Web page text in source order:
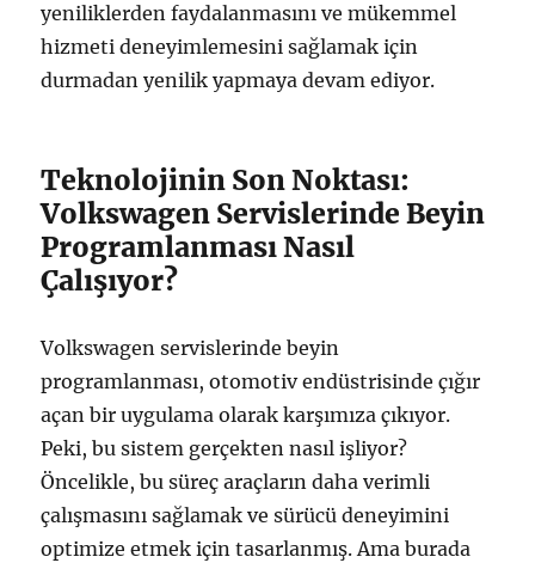
yeniliklerden faydalanmasını ve mükemmel
hizmeti deneyimlemesini sağlamak için
durmadan yenilik yapmaya devam ediyor.
Teknolojinin Son Noktası:
Volkswagen Servislerinde Beyin
Programlanması Nasıl
Çalışıyor?
Volkswagen servislerinde beyin
programlanması, otomotiv endüstrisinde çığır
açan bir uygulama olarak karşımıza çıkıyor.
Peki, bu sistem gerçekten nasıl işliyor?
Öncelikle, bu süreç araçların daha verimli
çalışmasını sağlamak ve sürücü deneyimini
optimize etmek için tasarlanmış. Ama burada